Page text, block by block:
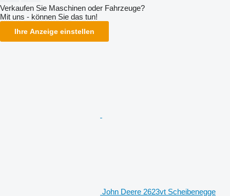
Verkaufen Sie Maschinen oder Fahrzeuge?
Mit uns - können Sie das tun!
Ihre Anzeige einstellen
John Deere 2623vt Scheibenegge